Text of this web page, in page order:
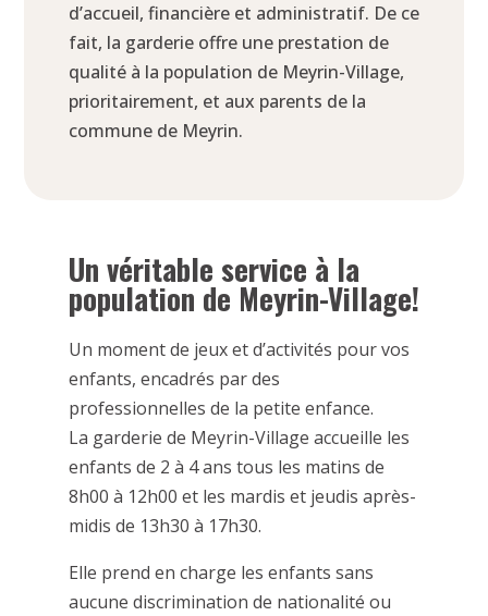
d’accueil, financière et administratif. De ce
fait, la garderie offre une prestation de
qualité à la population de Meyrin-Village,
prioritairement, et aux parents de la
commune de Meyrin.
Un véritable service à la
population de Meyrin-Village!
Un moment de jeux et d’activités pour vos
enfants, encadrés par des
professionnelles de la petite enfance.
La garderie de Meyrin-Village accueille les
enfants de 2 à 4 ans tous les matins de
8h00 à 12h00 et les mardis et jeudis après-
midis de 13h30 à 17h30.
Elle prend en charge les enfants sans
aucune discrimination de nationalité ou